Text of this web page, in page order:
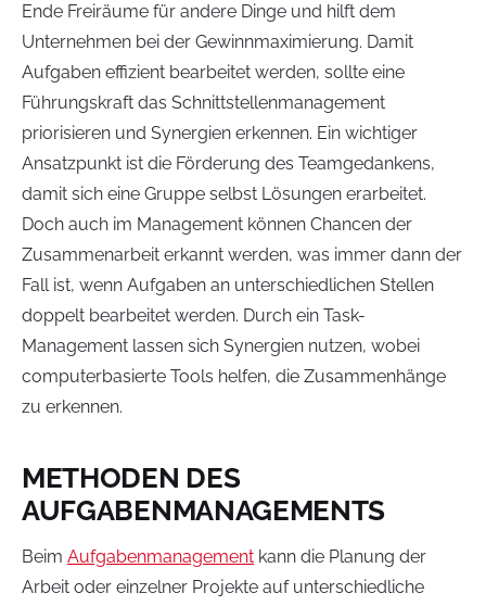
Ende Freiräume für andere Dinge und hilft dem
Unternehmen bei der Gewinnmaximierung. Damit
Aufgaben effizient bearbeitet werden, sollte eine
Führungskraft das Schnittstellenmanagement
priorisieren und Synergien erkennen. Ein wichtiger
Ansatzpunkt ist die Förderung des Teamgedankens,
damit sich eine Gruppe selbst Lösungen erarbeitet.
Doch auch im Management können Chancen der
Zusammenarbeit erkannt werden, was immer dann der
Fall ist, wenn Aufgaben an unterschiedlichen Stellen
doppelt bearbeitet werden. Durch ein Task-
Management lassen sich Synergien nutzen, wobei
computerbasierte Tools helfen, die Zusammenhänge
zu erkennen.
METHODEN DES
AUFGABENMANAGEMENTS
Beim Aufgabenmanagement kann die Planung der
Arbeit oder einzelner Projekte auf unterschiedliche